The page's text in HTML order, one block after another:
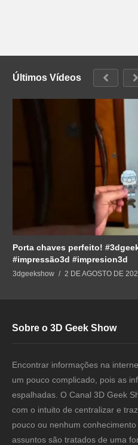
Últimos Vídeos
Porta chaves perfeito!
#impressão3d #impresion3d
3dgeekshow 2 DE AGOSTO DE
Sobre o 3D Geek Show
Encontrar informações na
um pouco complicado, pois as
espalhadas. O Canal 3D Geek
com o intuito de centralizar e
pouco ou nenhum
assuntos são tratados de uma